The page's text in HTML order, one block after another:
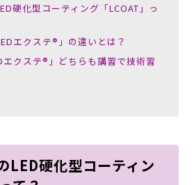
硬化型コーティング「LCOAT」っ
エクステ®」の違いとは？
エクステ®」どちらも講習で技術習
LED硬化型コーティン